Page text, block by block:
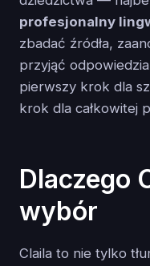
profesjonalny
zbadać źródła,
przyjąć
pierwszy krok dla
krok dla całkowitej
Dlaczego
wybór
Claila to nie tylko